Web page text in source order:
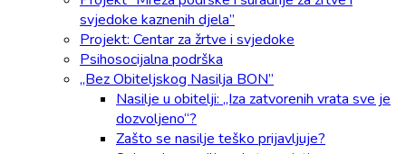
svjedoke kaznenih djela”
Projekt: Centar za žrtve i svjedoke
Psihosocijalna podrška
„Bez Obiteljskog Nasilja BON”
Nasilje u obitelji: „Iza zatvorenih vrata sve je
dozvoljeno“?
Zašto se nasilje teško prijavljuje?